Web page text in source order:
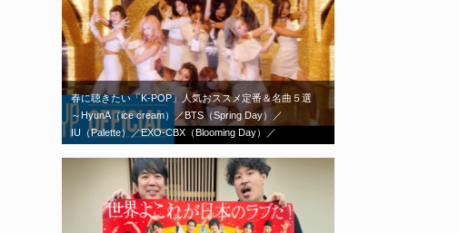
春に聴きたい「K-POP」人気おススメ定番＆名曲５選
～HyunA（ice cream）／BTS（Spring Day）／
IU（Palette）／EXO-CBX（Blooming Day）／
神曲はこれだ！